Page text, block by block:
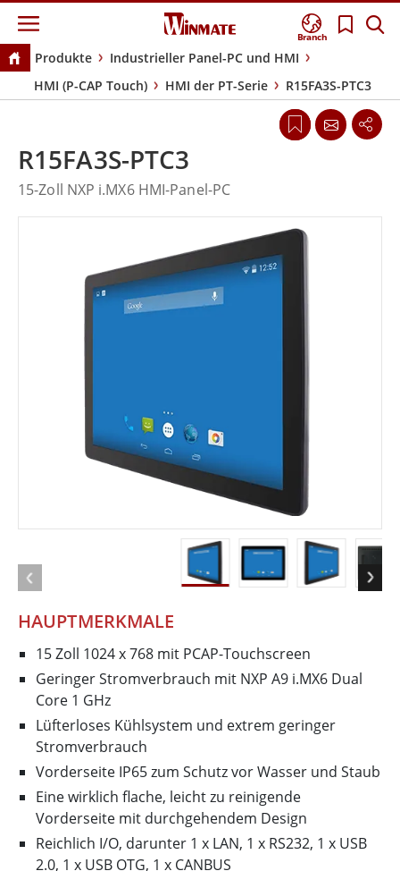
Branch
Produkte
Industrieller Panel-PC und HMI
HMI (P-CAP Touch)
HMI der PT-Serie R15FA3S-PTC3
HAUPTMERKMALE
15 Zoll 1024 x 768 mit PCAP-Touchscreen
Geringer Stromverbrauch mit NXP A9 i.MX6 Dual
Core 1 GHz
Lüfterloses Kühlsystem und extrem geringer
Stromverbrauch
Vorderseite IP65 zum Schutz vor Wasser und Staub
Eine wirklich flache, leicht zu reinigende
Vorderseite mit durchgehendem Design
Reichlich I/O, darunter 1 x LAN, 1 x RS232, 1 x USB
2.0, 1 x USB OTG, 1 x CANBUS
R15FA3S-PTC3
15-Zoll NXP i.MX6 HMI-Panel-PC